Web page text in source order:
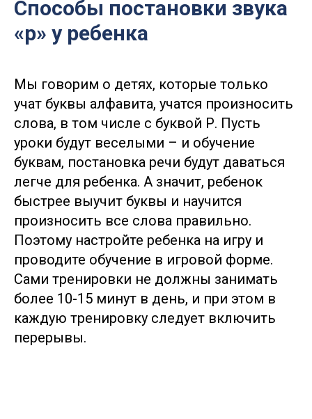
Способы постановки звука
«р» у ребенка
Мы говорим о детях, которые только
учат буквы алфавита, учатся произносить
слова, в том числе с буквой Р. Пусть
уроки будут веселыми – и обучение
буквам, постановка речи будут даваться
легче для ребенка. А значит, ребенок
быстрее выучит буквы и научится
произносить все слова правильно.
Поэтому настройте ребенка на игру и
проводите обучение в игровой форме.
Сами тренировки не должны занимать
более 10-15 минут в день, и при этом в
каждую тренировку следует включить
перерывы.